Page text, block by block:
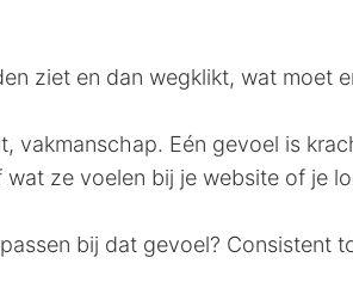
ziet en dan wegklikt, wat moet
vakmanschap. Eén gevoel is
wat ze voelen bij je website of je
bij dat gevoel? Consistent